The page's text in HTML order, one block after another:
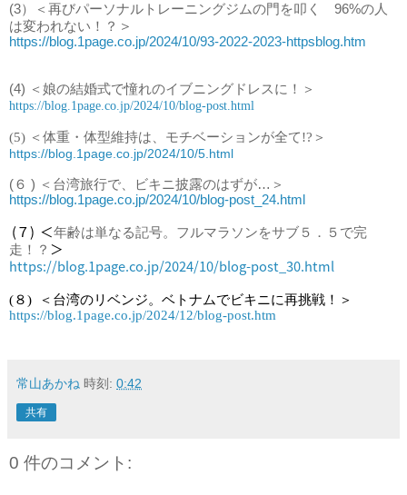
(3）＜再びパーソナルトレーニングジムの門を叩く 96%の人
は変われない！？ ＞
https://blog.1page.co.jp/2024/10/93-2022-2023-httpsblog.htm
(4) ＜ 娘の結婚式で憧れのイブニングドレスに！ ＞
https://blog.1page.co.jp/2024/10/blog-post.html
(5) ＜体重・体型維持は、モチベーションが全て!?＞
https://blog.1page.co.jp/2024/10/5.html
(６ ) ＜台湾旅行で、ビキニ披露のはずが…＞
https://blog.1page.co.jp/2024/10/blog-post_24.html
(７)  ＜年齢は単なる記号。フルマラソンをサブ５．５で完
走！？ ＞
https://blog.1page.co.jp/2024/10/blog-post_30.html
(８)  ＜ 台湾のリベンジ。ベトナムでビキニに再挑戦！＞
https://blog.1page.co.jp/2024/12/blog-post.htm
常山あかね 時刻: 0:42
共有
0 件のコメント: